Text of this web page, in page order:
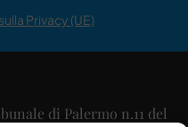
Privacy (UE)
di Palermo n.11 del